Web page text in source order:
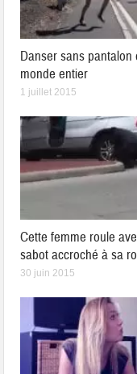
Danser sans pantalon
monde entier
1 juillet 2015
Cette femme roule
sabot accroché à sa
30 juin 2015